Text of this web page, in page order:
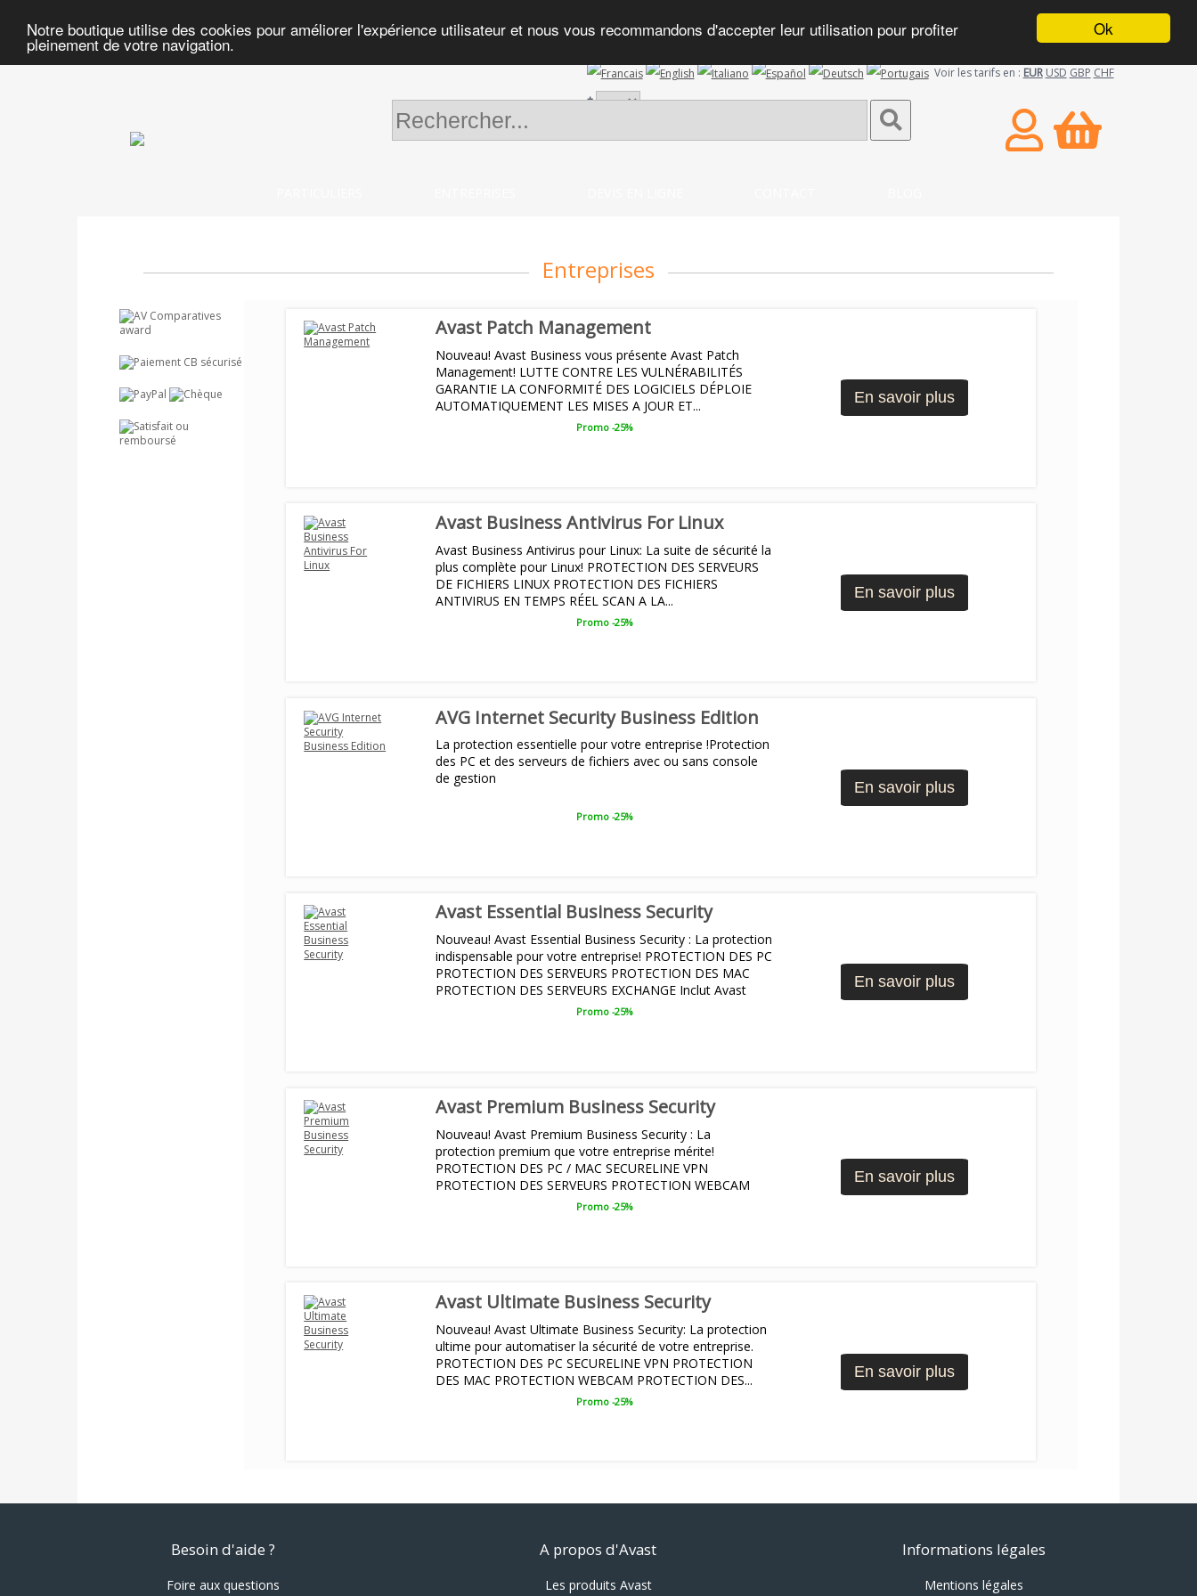
Ok
Notre boutique utilise des cookies pour améliorer l'expérience utilisateur et nous vous recommandons d'accepter leur utilisation pour profiter
pleinement de votre navigation.
Voir les tarifs en : EUR USD GBP CHF
+
Entreprises
Avast Patch Management
Nouveau! Avast Business vous présente Avast Patch
Management! LUTTE CONTRE LES VULNÉRABILITÉS
GARANTIE LA CONFORMITÉ DES LOGICIELS DÉPLOIE
AUTOMATIQUEMENT LES MISES A JOUR ET...
Promo -25%
Avast Business Antivirus For Linux
Avast Business Antivirus pour Linux: La suite de sécurité la
plus complète pour Linux! PROTECTION DES SERVEURS
DE FICHIERS LINUX PROTECTION DES FICHIERS
ANTIVIRUS EN TEMPS RÉEL SCAN A LA...
Promo -25%
AVG Internet Security Business Edition
La protection essentielle pour votre entreprise !Protection
des PC et des serveurs de fichiers avec ou sans console
de gestion
Promo -25%
Avast Essential Business Security
Nouveau! Avast Essential Business Security : La protection
indispensable pour votre entreprise! PROTECTION DES PC
PROTECTION DES SERVEURS PROTECTION DES MAC
PROTECTION DES SERVEURS EXCHANGE Inclut Avast
Promo -25%
Avast Premium Business Security
Nouveau! Avast Premium Business Security : La
protection premium que votre entreprise mérite!
PROTECTION DES PC / MAC SECURELINE VPN
PROTECTION DES SERVEURS PROTECTION WEBCAM
PROTECTION DES SERVEURS DE...
Promo -25%
Avast Ultimate Business Security
Nouveau! Avast Ultimate Business Security: La protection
ultime pour automatiser la sécurité de votre entreprise.
PROTECTION DES PC SECURELINE VPN PROTECTION
DES MAC PROTECTION WEBCAM PROTECTION DES...
Promo -25%
Besoin d'aide ?
Foire aux questions
A propos d'Avast
Les produits Avast
Informations légales
Mentions légales